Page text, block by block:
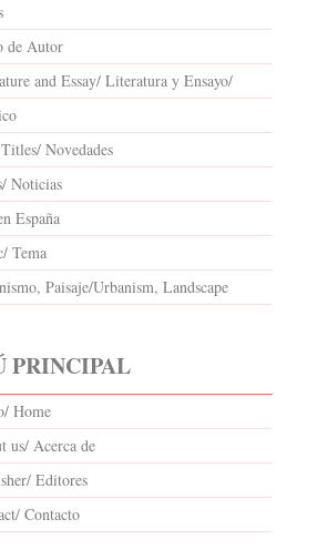
de Autor
and Essay/ Literatura y Ensayo/
Novedades
Noticias
España
Tema
Paisaje/Urbanism, Landscape
PRINCIPAL
Home
us/ Acerca de
Editores
Contacto